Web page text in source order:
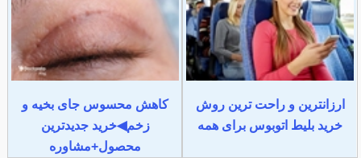
ارزانترین و راحت ترین روش
خرید بلیط اتوبوس برای همه
کاهش محسوس جای بخیه و
زخم◀خرید جدیدترین
محصول+مشاوره